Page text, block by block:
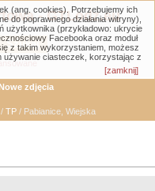
- GTLodz.eu
Nowe zdjęcia
/ TP / Pabianice, Wiejska
(ang. cookies). Potrzebujemy ich
do poprawnego działania witryny),
użytkownika (przykładowo: ukrycie
Facebooka oraz moduł
z takim wykorzystaniem, możesz
używanie ciasteczek, korzystając z
[zamknij]